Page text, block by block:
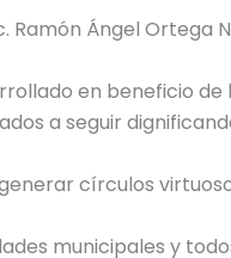
Ramón Ángel Ortega
en beneficio de
a seguir
círculos
municipales y